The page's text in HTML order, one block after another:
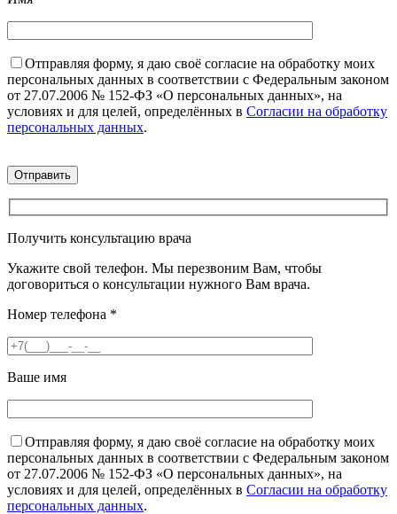
Отправляя форму, я даю своё согласие на обработку моих
персональных данных в соответствии с Федеральным законом
от 27.07.2006 № 152-ФЗ «О персональных данных», на
условиях и для целей, определённых в Согласии на обработку
персональных данных.
Получить консультацию врача
Укажите свой телефон. Мы перезвоним Вам, чтобы
договориться о консультации нужного Вам врача.
Номер телефона *
Ваше имя
Отправляя форму, я даю своё согласие на обработку моих
персональных данных в соответствии с Федеральным законом
от 27.07.2006 № 152-ФЗ «О персональных данных», на
условиях и для целей, определённых в Согласии на обработку
персональных данных.